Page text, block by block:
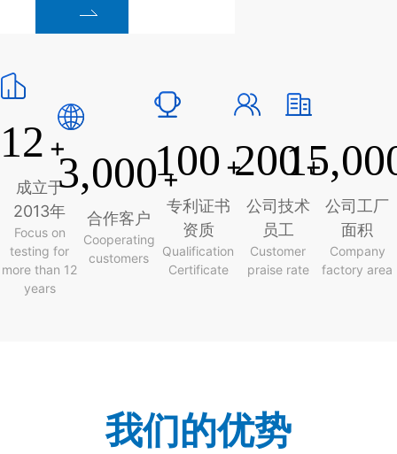
12 +
成立于
2013年
Focus on
testing for
more than 12
years
3,000+
合作客户
Cooperating
customers
100 +
专利证书
资质
Qualification
Certificate
200+
公司技术
员工
Customer
praise rate
公司工厂
面积
Company
factory area
我们的优势